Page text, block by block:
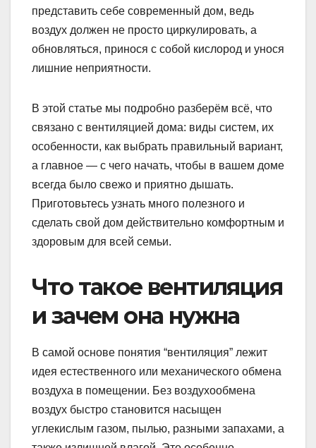
представить себе современный дом, ведь
воздух должен не просто циркулировать, а
обновляться, принося с собой кислород и унося
лишние неприятности.
В этой статье мы подробно разберём всё, что
связано с вентиляцией дома: виды систем, их
особенности, как выбрать правильный вариант,
а главное — с чего начать, чтобы в вашем доме
всегда было свежо и приятно дышать.
Приготовьтесь узнать много полезного и
сделать свой дом действительно комфортным и
здоровым для всей семьи.
Что такое вентиляция
и зачем она нужна
В самой основе понятия “вентиляция” лежит
идея естественного или механического обмена
воздуха в помещении. Без воздухообмена
воздух быстро становится насыщен
углекислым газом, пылью, разными запахами, а